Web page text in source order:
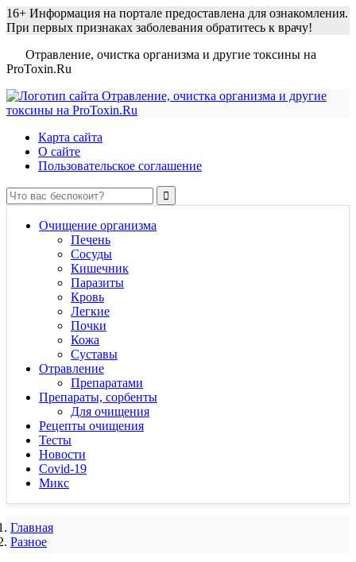
16+ Информация на портале предоставлена для ознакомления.
При первых признаках заболевания обратитесь к врачу!
Отравление, очистка организма и другие токсины на
ProToxin.Ru
Карта сайта
О сайте
Пользовательское соглашение
Очищение организма
Печень
Сосуды
Кишечник
Паразиты
Кровь
Легкие
Почки
Кожа
Суставы
Отравление
Препаратами
Препараты, сорбенты
Для очищения
Рецепты очищения
Тесты
Новости
Covid-19
Микс
Главная
Разное